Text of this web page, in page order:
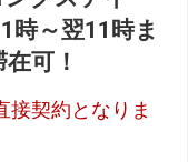
時～翌11時ま
可！
接契約となりま